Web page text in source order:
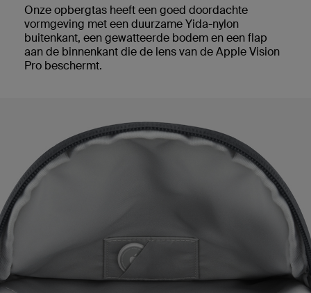
Onze opbergtas heeft een goed doordachte
vormgeving met een duurzame Yida-nylon
buitenkant, een gewatteerde bodem en een flap
aan de binnenkant die de lens van de Apple Vision
Pro beschermt.